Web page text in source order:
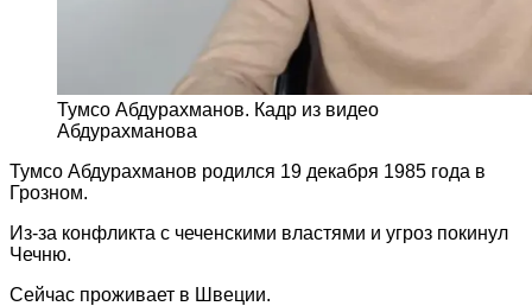
Тумсо Абдурахманов. Кадр из видео
Абдурахманова
Тумсо Абдурахманов родился 19 декабря 1985 года в
Грозном.
Из-за конфликта с чеченскими властями и угроз покинул
Чечню.
Сейчас проживает в Швеции.